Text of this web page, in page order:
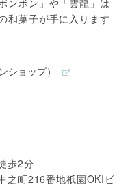
ンボン」や「雲龍」は
和菓子が手に入ります
ショップ）
歩2分
之町216番地祇園OKIビ